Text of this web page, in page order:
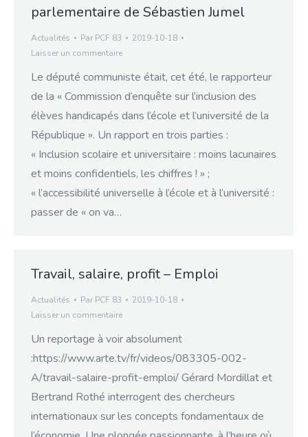
parlementaire de Sébastien Jumel
Actualités Par PCF 83
2019-10-18
Laisser un commentaire
Le député communiste était, cet été, le rapporteur
de la « Commission d’enquête sur l’inclusion des
élèves handicapés dans l’école et l’université de la
République ». Un rapport en trois parties :
« Inclusion scolaire et universitaire : moins lacunaires
et moins confidentiels, les chiffres ! » ;
« l’accessibilité universelle à l’école et à l’université :
passer de « on va…
Travail, salaire, profit – Emploi
Actualités Par PCF 83
2019-10-18
Laisser un commentaire
Un reportage à voir absolument
:https://www.arte.tv/fr/videos/083305-002-
A/travail-salaire-profit-emploi/ Gérard Mordillat et
Bertrand Rothé interrogent des chercheurs
internationaux sur les concepts fondamentaux de